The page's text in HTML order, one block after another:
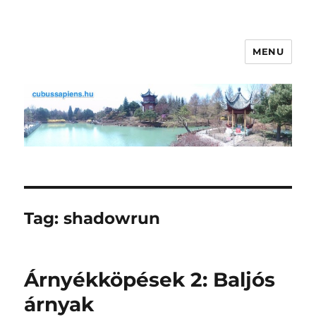
MENU
Tag:shadowrun
Árnyékköpések 2: Baljós
árnyak